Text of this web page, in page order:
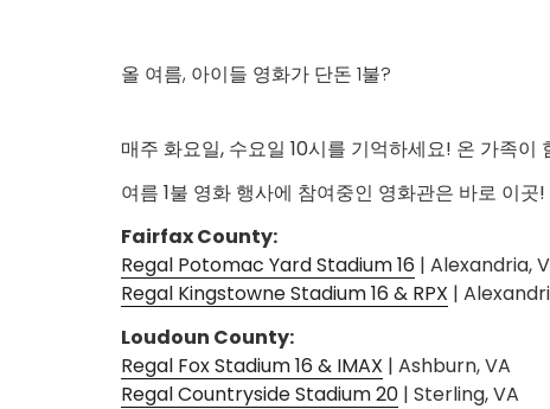
올 여름, 아이들 영화가 단돈 1불?
매주 화요일, 수요일 10시를 기억하세요! 온 가족
여름 1불 영화 행사에 참여중인 영화관은 바로 이
Fairfax County:
Regal Potomac Yard Stadium 16 | Alexandria,
Regal Kingstowne Stadium 16 & RPX |
Loudoun County:
Regal Fox Stadium 16 & IMAX | Ashburn, VA
Regal Countryside Stadium 20 | Sterling, VA